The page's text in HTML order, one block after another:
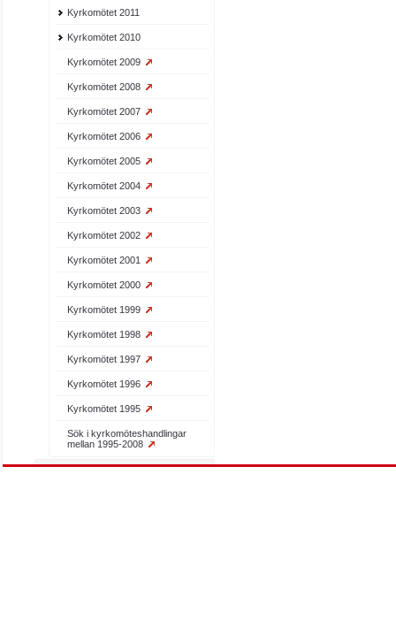
Kyrkomötet 2011
Kyrkomötet 2010
Kyrkomötet 2009
Kyrkomötet 2008
Kyrkomötet 2007
Kyrkomötet 2006
Kyrkomötet 2005
Kyrkomötet 2004
Kyrkomötet 2003
Kyrkomötet 2002
Kyrkomötet 2001
Kyrkomötet 2000
Kyrkomötet 1999
Kyrkomötet 1998
Kyrkomötet 1997
Kyrkomötet 1996
Kyrkomötet 1995
Sök i kyrkomöteshandlingar
mellan 1995-2008